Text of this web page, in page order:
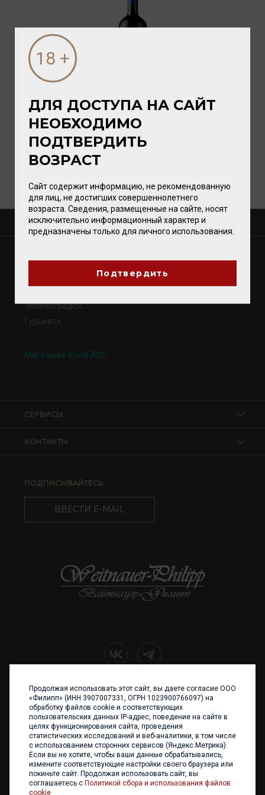
Valdivieso Caballo Loco 2022 Grand Cru Apalta 14%
0,75л
Вино/ красное
О КОМПАНИИ
Зеленоградск
Гурьевск
Магазины VomFASS
КОНТАКТЫ
СЕРВИСЫ
ПОДПИСЫВАЙТЕСЬ
ВВЕСТИ E-MAIL
+7 (4012) 960 898
236017 Калининград,
ул. Каштановая аллея, 47
Телефон: +7 4012 960 898,
+7 4012 960 856
Написать нам
ДЛЯ ДОСТУПА НА САЙТ
НЕОБХОДИМО
ПОДТВЕРДИТЬ
ВОЗРАСТ
Сайт содержит информацию, не рекомендованную
для лиц, не достигших совершеннолетнего
возраста. Сведения, размещенные на сайте, носят
исключительно информационный характер и
предназначены только для личного использования.
Подтвердить
Продолжая использовать этот сайт, вы даете согласие ООО
«Филипп» (ИНН 3907007331, ОГРН 1023900766097) на
обработку файлов cookie и соответствующих
пользовательских данных IP-адрес, поведение на сайте в
целях функционирования сайта, проведения
статистических исследований и веб-аналитики, в том числе
с использованием сторонних сервисов (Яндекс.Метрика).
Если вы не хотите, чтобы ваши данные обрабатывались,
измените соответствующие настройки своего браузера или
покиньте сайт. Продолжая использовать сайт, вы
соглашаетесь с Политикой сбора и использования файлов
cookie